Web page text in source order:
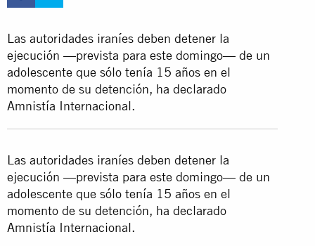
Las autoridades iraníes deben detener la
ejecución —prevista para este domingo— de un
adolescente que sólo tenía 15 años en el
momento de su detención, ha declarado
Amnistía Internacional.
Las autoridades iraníes deben detener la
ejecución —prevista para este domingo— de un
adolescente que sólo tenía 15 años en el
momento de su detención, ha declarado
Amnistía Internacional.